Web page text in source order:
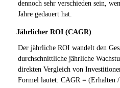
dennoch sehr verschieden sein,
Jahre gedauert hat.
Jährlicher ROI (CAGR)
Der jährliche ROI wandelt den
durchschnittliche jährliche
direkten Vergleich von
Formel lautet: CAGR = (Erhalten